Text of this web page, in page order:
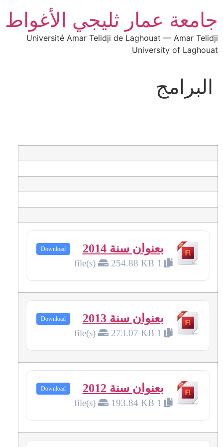
جامعة عمار ثليجي الأغواط
Université Amar Telidji de Laghouat — Amar Telidji
University of Laghouat
البرامج
بعنوان سنة 2014
254.88 KB
Download
بعنوان سنة 2013
273.07 KB
Download
بعنوان سنة 2012
193.84 KB
Download